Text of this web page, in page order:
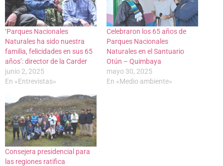
‘Parques Nacionales
Naturales ha sido nuestra
familia, felicidades en sus 65
años’: director de la Carder
junio 2, 2025
En «Entrevistas»
Celebraron los 65 años de
Parques Nacionales
Naturales en el Santuario
Otún – Quimbaya
mayo 30, 2025
En «Medio ambiente»
Consejera presidencial para
las regiones ratifica